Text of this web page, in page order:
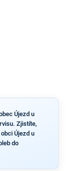
Újezd u
Zjistíte,
Újezd u
do